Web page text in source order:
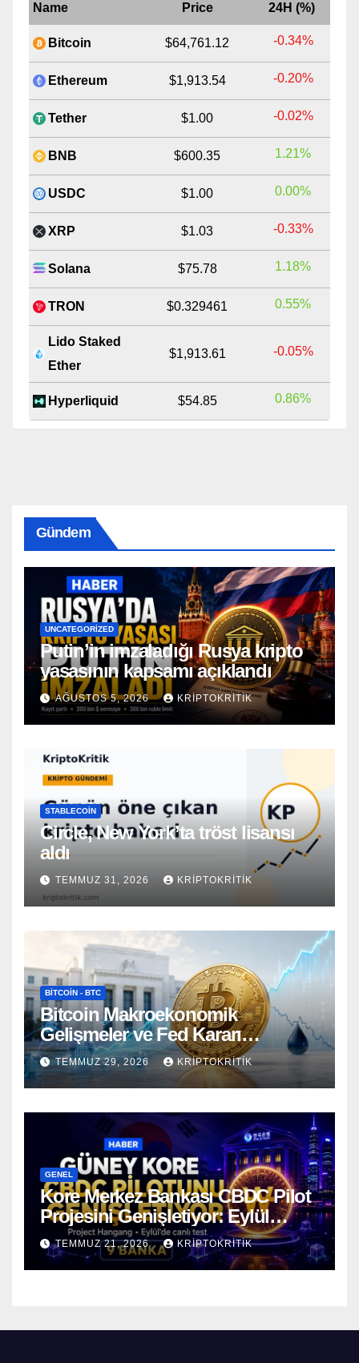
Name Price 24H (%)
Bitcoin $64,761.12 -0.34%
Ethereum $1,913.54 -0.20%
Tether $1.00 -0.02%
BNB $600.35 1.21%
USDC $1.00 0.00%
XRP $1.03 -0.33%
Solana $75.78 1.18%
TRON $0.329461 0.55%
Lido Staked
Ether
$1,913.61 -0.05%
Hyperliquid $54.85 0.86%
Gündem
UNCATEGORIZED
Putin’in imzaladığı Rusya kripto
yasasının kapsamı açıklandı
AĞUSTOS 5, 2026 KRIPTOKRITIK
STABLECOIN
Circle, New York’ta tröst lisansı
aldı
TEMMUZ 31, 2026 KRIPTOKRITIK
BITCOIN - BTC
Bitcoin Makroekonomik
Gelişmeler ve Fed Kararı
Öncesinde Dalgalı Seyrediyor
TEMMUZ 29, 2026 KRIPTOKRITIK
GENEL
Kore Merkez Bankası CBDC Pilot
Projesini Genişletiyor: Eylül
Ayında Gerçek Transferler
Başlıyor
TEMMUZ 21, 2026 KRIPTOKRITIK